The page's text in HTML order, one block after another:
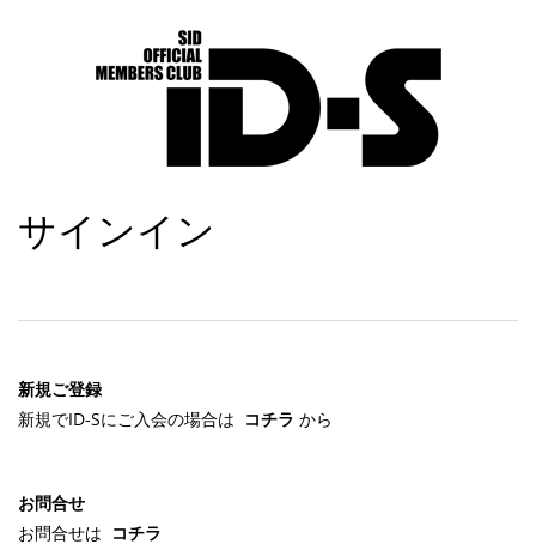
サインイン
新規ご登録
新規でID-Sにご入会の場合は コチラ から
お問合せ
お問合せは コチラ